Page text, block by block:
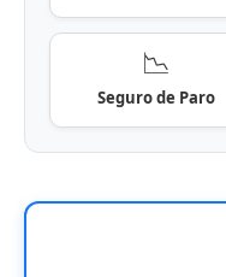
📉
Seguro de Paro